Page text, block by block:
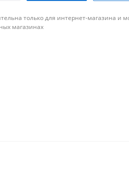
только для интернет-магазина и
магазинах